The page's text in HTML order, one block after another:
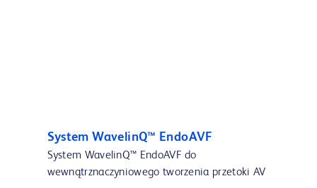
System WavelinQ™ EndoAVF
System WavelinQ™ EndoAVF do
wewnątrznaczyniowego tworzenia przetoki AV